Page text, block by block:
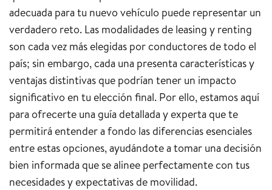
adecuada para tu nuevo vehículo puede representar un
verdadero reto. Las modalidades de leasing y renting
son cada vez más elegidas por conductores de todo el
país; sin embargo, cada una presenta características y
ventajas distintivas que podrían tener un impacto
significativo en tu elección final. Por ello, estamos aquí
para ofrecerte una guía detallada y experta que te
permitirá entender a fondo las diferencias esenciales
entre estas opciones, ayudándote a tomar una decisión
bien informada que se alinee perfectamente con tus
necesidades y expectativas de movilidad.